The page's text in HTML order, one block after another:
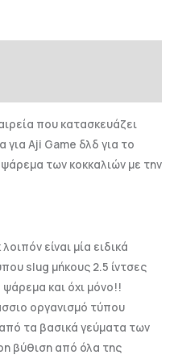
που κατασκευάζει
για Aji Game δλδ για το
των κοκκαλιών με την
είναι μία ειδικά
slug μήκους 2.5 ίντσες
ψάρεμα και όχι μόνο!!
οργανισμό τύπου
τα βασικά γεύματα των
βύθιση από όλα της